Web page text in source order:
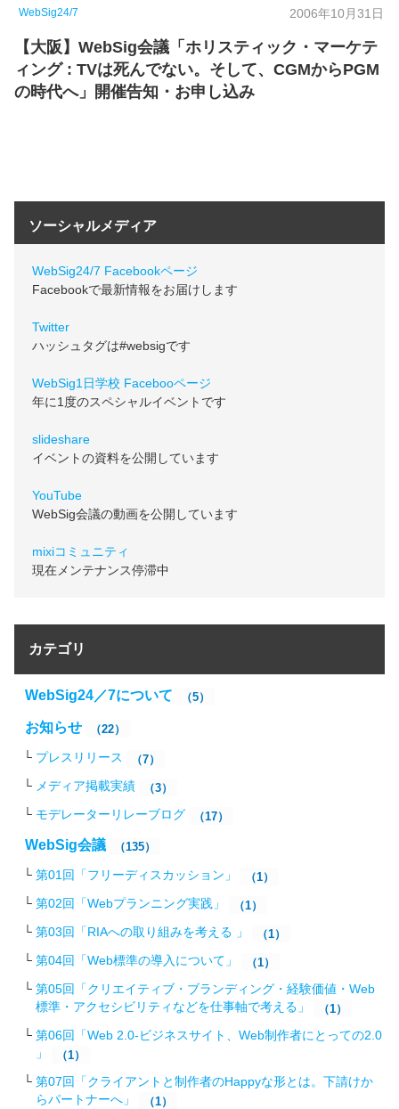
WebSig24/7 2006年10月31日
【大阪】WebSig会議「ホリスティック・マーケテ
ィング : TVは死んでない。そして、CGMからPGM
の時代へ」開催告知・お申し込み
ソーシャルメディア
WebSig24/7 Facebookページ
Facebookで最新情報をお届けします
Twitter
ハッシュタグは#websigです
WebSig1日学校 Facebooページ
年に1度のスペシャルイベントです
slideshare
イベントの資料を公開しています
YouTube
WebSig会議の動画を公開しています
mixiコミュニティ
現在メンテナンス停滞中
カテゴリ
WebSig24／7について （5）
お知らせ （22）
プレスリリース （7）
メディア掲載実績 （3）
モデレーターリレーブログ （17）
WebSig会議 （135）
第01回「フリーディスカッション」 （1）
第02回「Webプランニング実践」 （1）
第03回「RIAへの取り組みを考える 」 （1）
第04回「Web標準の導入について」 （1）
第05回「クリエイティブ・ブランディング・経験価値・Web
標準・アクセシビリティなどを仕事軸で考える」
（1）
第06回「Web 2.0-ビジネスサイト、Web制作者にとっての2.0
」
（1）
第07回「クライアントと制作者のHappyな形とは。下請けか
らパートナーへ」
（1）